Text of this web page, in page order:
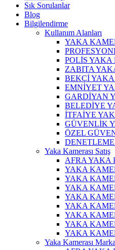
Sık Sorulanlar
Blog
Bilgilendirme
Kullanım Alanları
YAKA
POLİS
ZABITA
BEKÇİ
EMNİYET
GARDİYAN
BELEDİYE
İTFAİYE
GÜVENLİK
ÖZEL
Yaka Kamerası Satış
AFRA YAKA
YAKA
YAKA
YAKA
YAKA
YAKA
YAKA
YAKA
YAKA
Yaka Kamerası